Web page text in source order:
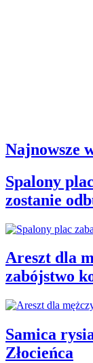
Najnowsze
Spalony
zostanie
Areszt dla
zabójstwo
Samica
Złocieńca